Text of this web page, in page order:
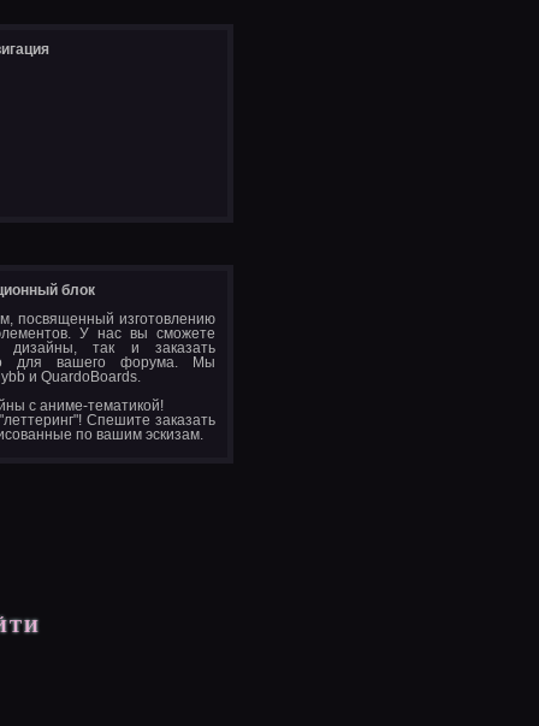
блок
посвященный изготовлению
У нас вы сможете
так и заказать
для вашего форума. Мы
и QuardoBoards.
с аниме-тематикой!
Спешите заказать
по вашим эскизам.